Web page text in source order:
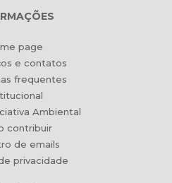
page
e contatos
frequentes
Ambiental
contribuir
de emails
privacidade